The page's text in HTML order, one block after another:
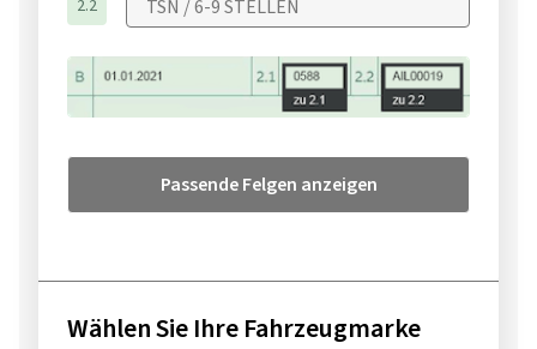
Wählen Sie Ihre Fahrzeugmarke
2.2
Passende Felgen anzeigen